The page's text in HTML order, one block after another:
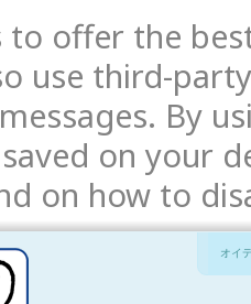
to offer the
use third-
By
on your
on how to
オイ